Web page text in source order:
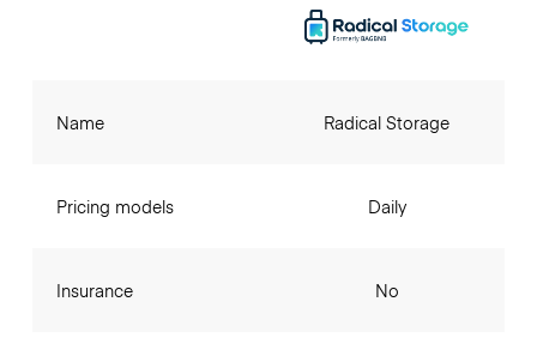
Name
Pricing models
Insurance
Radical Storage
Daily
No